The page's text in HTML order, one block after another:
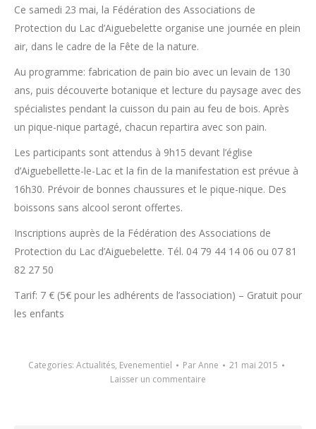
Ce samedi 23 mai, la Fédération des Associations de
Protection du Lac d’Aiguebelette organise une journée en plein
air, dans le cadre de la Fête de la nature.
Au programme: fabrication de pain bio avec un levain de 130
ans, puis découverte botanique et lecture du paysage avec des
spécialistes pendant la cuisson du pain au feu de bois. Après
un pique-nique partagé, chacun repartira avec son pain.
Les participants sont attendus à 9h15 devant l’église
d’Aiguebellette-le-Lac et la fin de la manifestation est prévue à
16h30. Prévoir de bonnes chaussures et le pique-nique. Des
boissons sans alcool seront offertes.
Inscriptions auprès de la Fédération des Associations de
Protection du Lac d’Aiguebelette. Tél. 04 79 44 14 06 ou 07 81
82 27 50
Tarif: 7 € (5€ pour les adhérents de l’association) – Gratuit pour
les enfants
Categories: Actualités, Evenementiel ParAnne
21 mai 2015
Laisser un commentaire